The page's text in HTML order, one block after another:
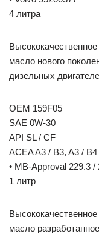
4 литра
масло нового
дизельных
OEM 159F05
SAE 0W-30
API SL / CF
ACEA A3 / B3, A3 / B4
• MB-Approval 229.3 /
1 литр
масло